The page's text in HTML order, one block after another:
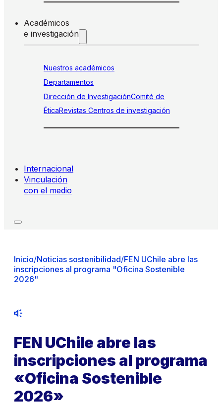
Académicos
e investigación
Nuestros académicos
Departamentos
Dirección de InvestigaciónComité de
ÉticaRevistas Centros de investigación
Internacional
Vinculación
con el medio
Inicio/Noticias sostenibilidad/FEN UChile abre las
inscripciones al programa "Oficina Sostenible
2026"
FEN UChile abre las
inscripciones al programa
«Oficina Sostenible
2026»